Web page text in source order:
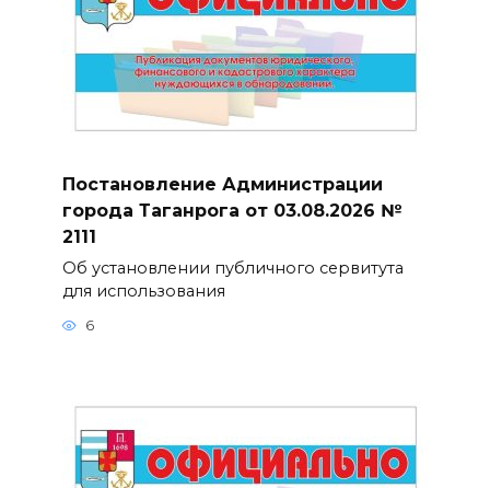
Постановление Администрации
города Таганрога от 03.08.2026 №
2111
Об установлении публичного сервитута
для использования
6